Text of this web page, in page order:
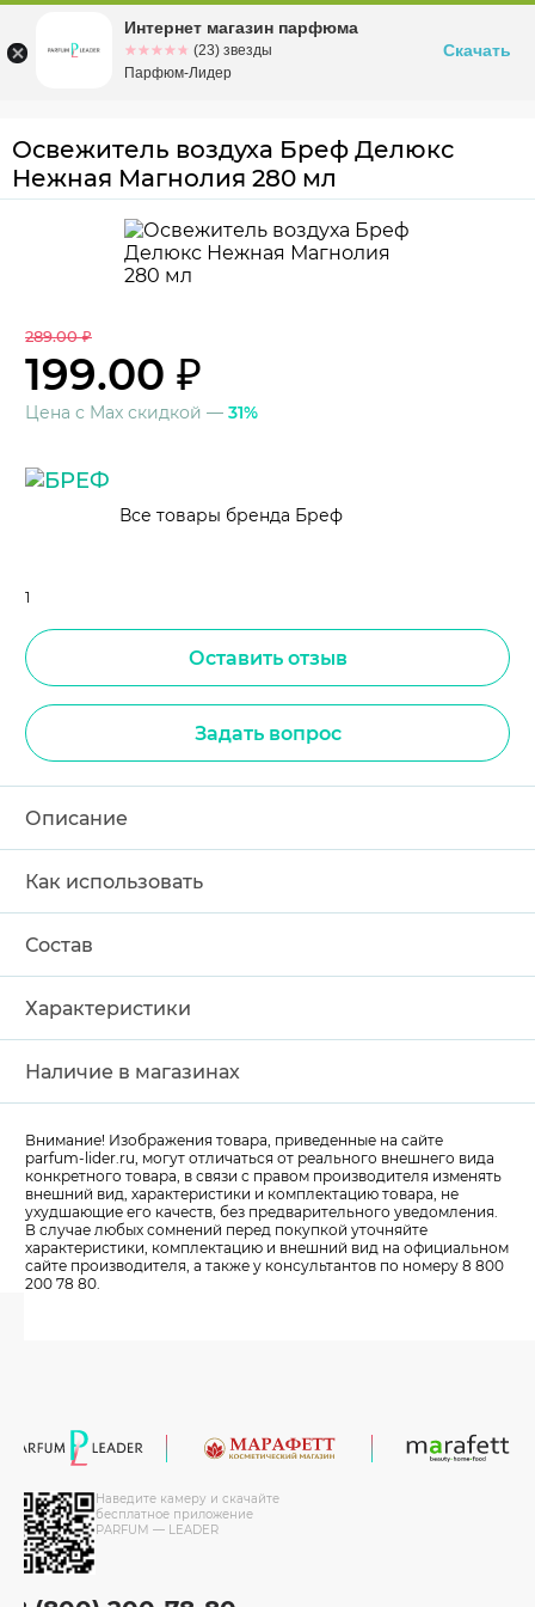
Омскул. Заозерная, 11, к. 1
Освежитель воздуха Бреф Делюкс
Нежная Магнолия 280 мл
289.00 ₽
199.00 ₽
Цена с Max скидкой — 31%
Все товары бренда Бреф
1
Оставить отзыв
Задать вопрос
Описание
Как использовать
Состав
Характеристики
Наличие в магазинах
Внимание! Изображения товара, приведенные на сайте
parfum-lider.ru, могут отличаться от реального внешнего вида
конкретного товара, в связи с правом производителя изменять
внешний вид, характеристики и комплектацию товара, не
ухудшающие его качеств, без предварительного уведомления.
В случае любых сомнений перед покупкой уточняйте
характеристики, комплектацию и внешний вид на официальном
сайте производителя, а также у консультантов по номеру 8 800
200 78 80.
Наведите камеру и скачайте
бесплатное приложение
PARFUM — LEADER
Интернет магазин парфюма
☆☆☆☆☆
★★★★★ (23) звезды
Парфюм-Лидер
Скачать